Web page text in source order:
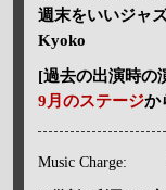
週末をいいジ
Kyoko
[過去の出演時の
9月のステージか
Music Charge: